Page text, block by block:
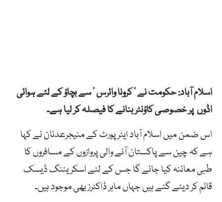
اسلام آباد: حکومت نے ’ کرونا وائرس ‘ سے بچاؤ کے لئے ہوائی
اڈوں پر خصوصی کاؤنٹر بنانے کا فیصلہ کر لیا ہے۔
اس ضمن میں اسلام آباد ایئرپورٹ کے منیجرعدنان نے کہا
ہے کہ چین سے پاکستان آنے والی پروازوں کے مسافروں کا
طبی معائنہ کیا جائے گا جس کے لئے اسکریننگ ڈیسک
قائم کر دیئے گئے ہیں جہاں ماہر ڈاکٹرز بھی موجود ہیں۔